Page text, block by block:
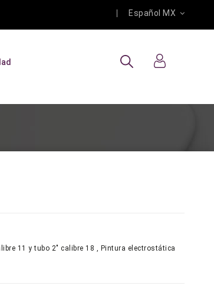
Español MX
11 y tubo 2" calibre 18 , Pintura electrostática